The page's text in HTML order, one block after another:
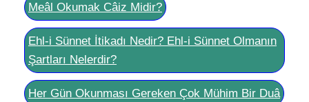
Meâl Okumak Câiz Midir?
Ehl-i Sünnet İtikadı Nedir? Ehl-i Sünnet Olmanın
Şartları Nelerdir?
Her Gün Okunması Gereken Çok Mühim Bir Duâ